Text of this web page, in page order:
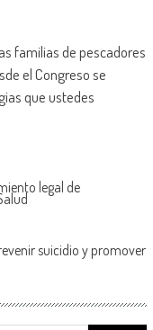
familias de pescadores
el Congreso se
que ustedes
legal de
suicidio y promover